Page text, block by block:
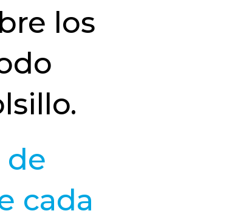
los
de
cada